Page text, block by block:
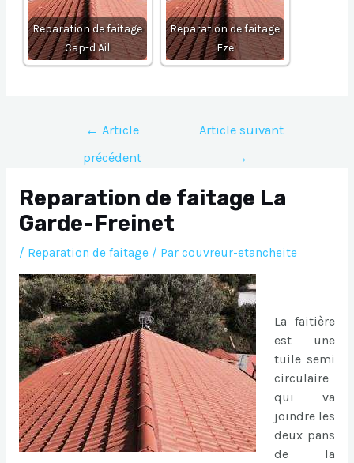
Reparation de faitage
Cap-d Ail
Reparation de faitage
Eze
Navigation
l’article
← Article
précédent
Article suivant
→
Reparation de faitage La
Garde-Freinet
/ Reparation de faitage/ Par couvreur-etancheite
La faitière
est une
tuile semi
circulaire
qui va
joindre les
deux pans
de la